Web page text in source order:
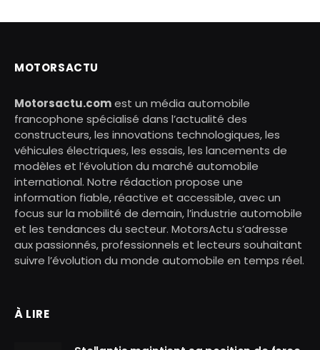
MOTORSACTU
Motorsactu.comest un média automobile
francophone spécialisé dans l’actualité des
constructeurs, les innovations technologiques, les
véhicules électriques, les essais, les lancements de
modèles et l’évolution du marché automobile
international. Notre rédaction propose une
information fiable, réactive et accessible, avec un
focus sur la mobilité de demain, l’industrie automobile
et les tendances du secteur. MotorsActu s’adresse
aux passionnés, professionnels et lecteurs souhaitant
suivre l’évolution du monde automobile en temps réel.
À LIRE